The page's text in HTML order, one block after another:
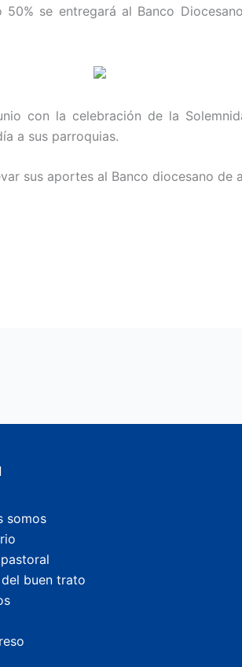
se entregará al Banco
con la celebración de la
a sus parroquias.
sus aportes al Banco diocesano de
somos
buen trato